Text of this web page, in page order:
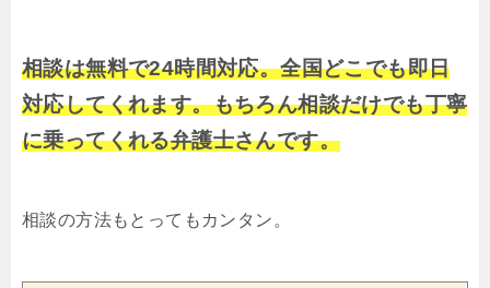
相談は無料で24時間対応。全国どこでも即日
対応してくれます。もちろん相談だけでも丁寧
に乗ってくれる弁護士さんです。
相談の方法もとってもカンタン。